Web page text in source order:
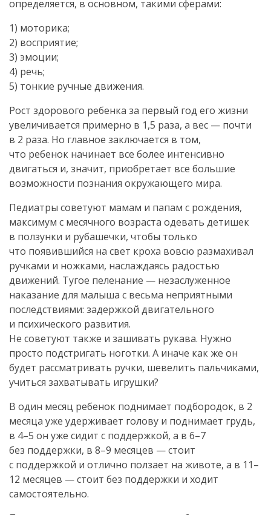
определяется, в основном, такими сферами:
1) моторика;
2) восприятие;
3) эмоции;
4) речь;
5) тонкие ручные движения.
Рост здорового ребенка за первый год его жизни
увеличивается примерно в 1,5 раза, а вес — почти
в 2 раза. Но главное заключается в том,
что ребенок начинает все более интенсивно
двигаться и, значит, приобретает все большие
возможности познания окружающего мира.
Педиатры советуют мамам и папам с рождения,
максимум с месячного возраста одевать детишек
в ползунки и рубашечки, чтобы только
что появившийся на свет кроха вовсю размахивал
ручками и ножками, наслаждаясь радостью
движений. Тугое пеленание — незаслуженное
наказание для малыша с весьма неприятными
последствиями: задержкой двигательного
и психического развития.
Не советуют также и зашивать рукава. Нужно
просто подстригать ноготки. А иначе как же он
будет рассматривать ручки, шевелить пальчиками,
учиться захватывать игрушки?
В один месяц ребенок поднимает подбородок, в 2
месяца уже удерживает голову и поднимает грудь,
в 4–5 он уже сидит с поддержкой, а в 6–7
без поддержки, в 8–9 месяцев — стоит
с поддержкой и отлично ползает на животе, а в 11–
12 месяцев — стоит без поддержки и ходит
самостоятельно.